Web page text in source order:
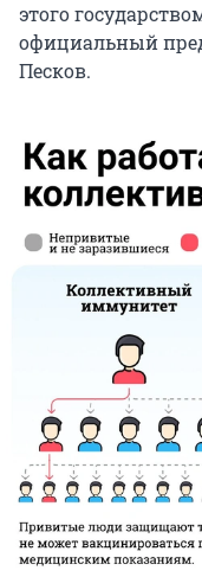
этого
официальный
Песков.